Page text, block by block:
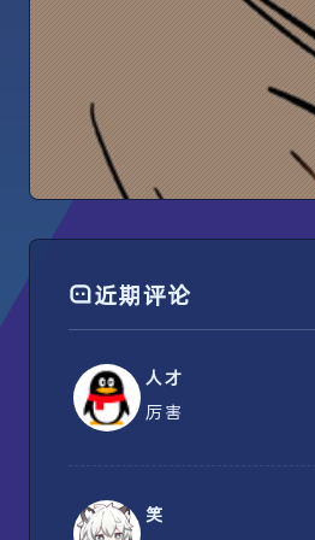
鸟欲高飞先振翅，人求上
近期评论
人才
厉害
笑